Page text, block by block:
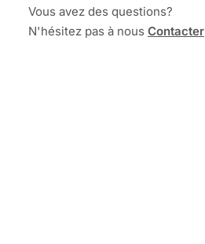
Vous avez des questions?
N'hésitez pas à nous Contacter